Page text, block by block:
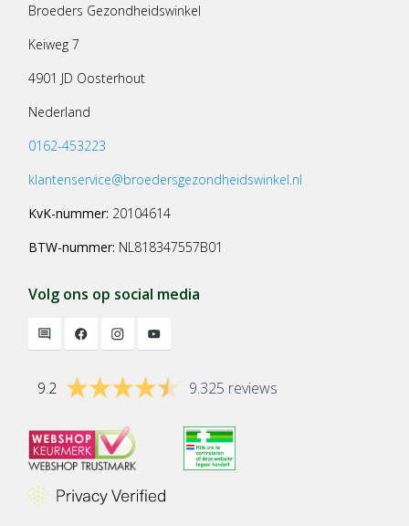
Broeders Gezondheidswinkel
Keiweg 7
4901 JD Oosterhout
Nederland
0162-453223
klantenservice@broedersgezondheidswinkel.nl
KvK-nummer: 20104614
BTW-nummer: NL818347557B01
Volg ons op social media
9.2 9.325 reviews